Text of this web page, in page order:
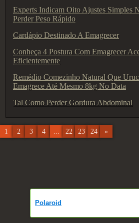
Experts Indicam Oito Ajustes Simples
Perder Peso Rápido
Cardápio Destinado A Emagrecer
Conheça 4 Postura Com Emagrecer
Eficientemente
Remédio Comezinho Natural Que
Emagrece Até Mesmo 8kg No Data
Tal Como Perder Gordura Abdominal
1 2 3 4 ... 22 23 24 »
Polaroid